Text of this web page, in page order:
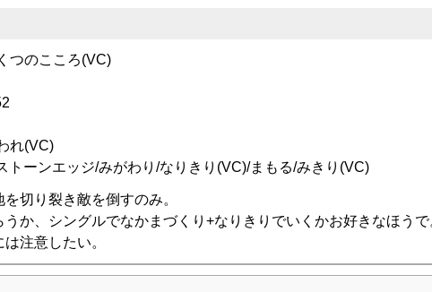
つのこころ(VC)
れ(VC)
トーンエッジ/みがわり/なりきり(VC)/まもる/みきり(VC)
切り裂き敵を倒すのみ。
うか、シングルでなかまづくり+なりきりでいくかお好きなほうで
注意したい。